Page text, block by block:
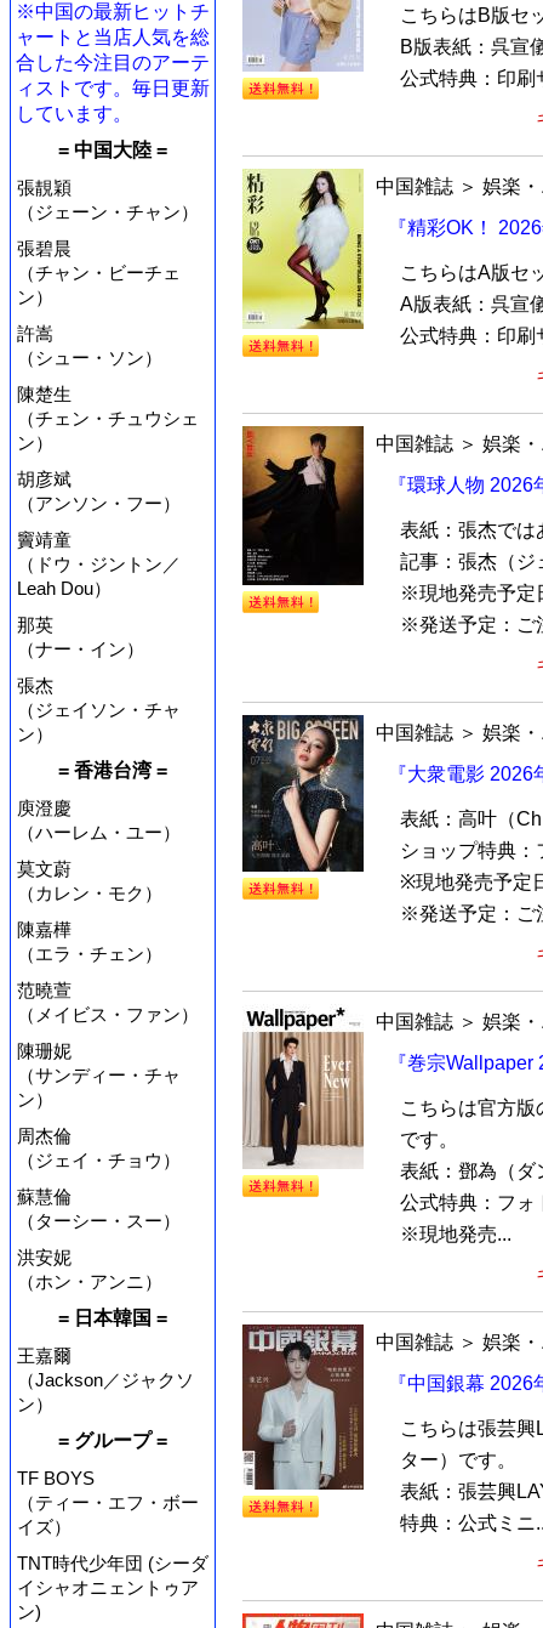
※中国の最新ヒットチ
ャートと当店人気を総
合した今注目のアーテ
ィストです。毎日更新
しています。
= 中国大陸 =
張靚穎
（ジェーン・チャン）
張碧晨
（チャン・ビーチェ
ン）
許嵩
（シュー・ソン）
陳楚生
（チェン・チュウシェ
ン）
胡彦斌
（アンソン・フー）
竇靖童
（ドウ・ジントン／
Leah Dou）
那英
（ナー・イン）
張杰
（ジェイソン・チャ
ン）
= 香港台湾 =
庾澄慶
（ハーレム・ユー）
莫文蔚
（カレン・モク）
陳嘉樺
（エラ・チェン）
范曉萱
（メイビス・ファン）
陳珊妮
（サンディー・チャ
ン）
周杰倫
（ジェイ・チョウ）
蘇慧倫
（ターシー・スー）
洪安妮
（ホン・アンニ）
= 日本韓国 =
王嘉爾
（Jackson／ジャクソ
ン）
= グループ =
TF BOYS
（ティー・エフ・ボー
イズ）
TNT時代少年団 (シーダ
イシャオニェントゥア
ン)
こちらはB版セ
B版表紙：呉宣
公式特典：印刷
中国雑誌 ＞ 娯楽
『精彩OK！
こちらはA版セ
A版表紙：呉宣
公式特典：印刷
中国雑誌 ＞ 娯楽
『環球人物
表紙：張杰では
記事：張杰（ジ
※現地発売予定
※発送予定：ご
中国雑誌 ＞ 娯楽
『大衆電影
表紙：高叶（
ショップ特典：
※現地発売予定
※発送予定：ご
中国雑誌 ＞ 娯楽
『巻宗
こちらは官方
です。
表紙：鄧為（ダ
公式特典：フォ
※現地発売...
中国雑誌 ＞ 娯楽
『中国銀幕
こちらは張芸
ター）です。
表紙：張芸興
特典：公式ミニ